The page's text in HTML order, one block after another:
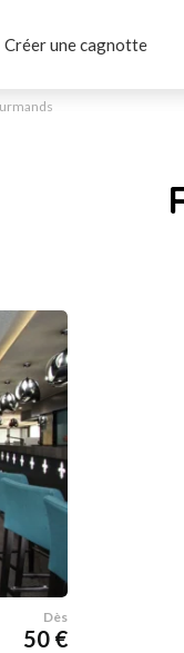
Créer une cagnotte
Dès
50 €